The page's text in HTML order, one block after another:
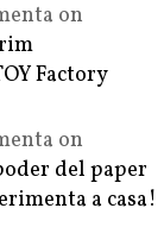
on
Factory
on
del paper
a casa!